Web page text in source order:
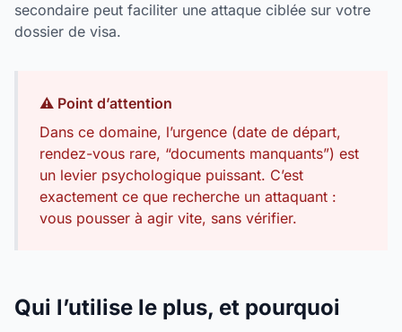
secondaire peut faciliter une attaque ciblée sur votre
dossier de visa.
⚠️ Point d’attention
Dans ce domaine, l’urgence (date de départ,
rendez-vous rare, “documents manquants”) est
un levier psychologique puissant. C’est
exactement ce que recherche un attaquant :
vous pousser à agir vite, sans vérifier.
Qui l’utilise le plus, et pourquoi